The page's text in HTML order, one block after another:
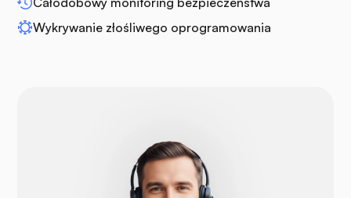
Otwórz koszyk
Wykrywanie złośliwego oprogramowania